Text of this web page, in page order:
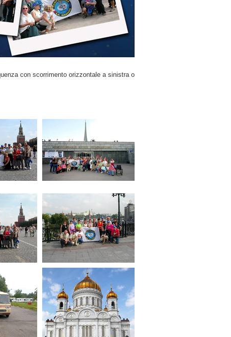
con scorrimento orizzontale a sinistra o